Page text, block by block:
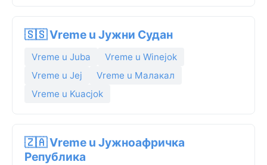
🇸🇸 Vreme u Јужни Судан
Vreme u Juba
Vreme u Winejok
Vreme u Јеј
Vreme u Малакал
Vreme u Kuacjok
🇿🇦 Vreme u Јужноафричка
Република